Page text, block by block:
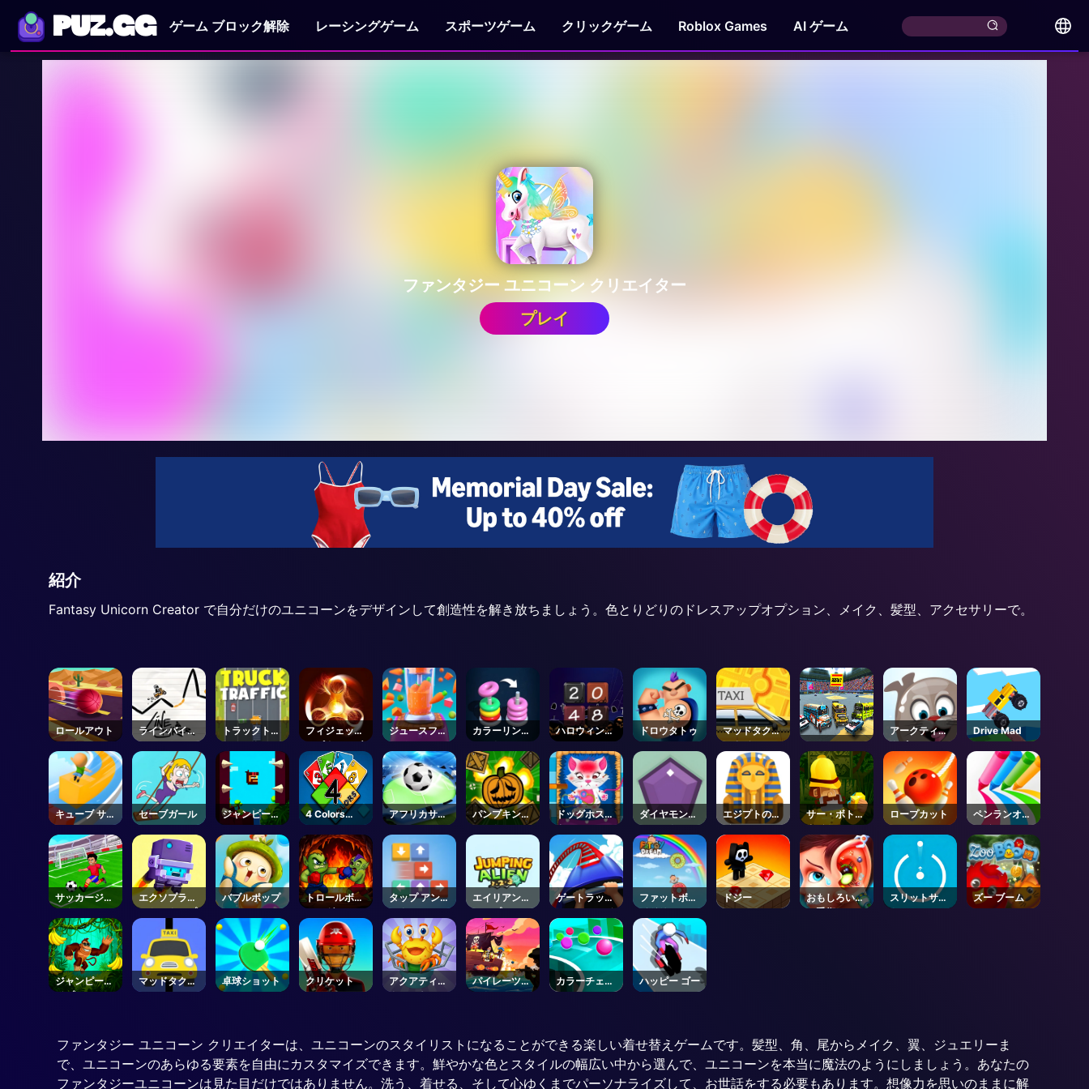
PUZ.GG ゲーム ブロック解除 レーシングゲーム スポーツゲーム クリックゲーム Roblox Games AI ゲーム
ファンタジー ユニコーン クリエイター
プレイ
紹介
Fantasy Unicorn Creator で自分だけのユニコーンをデザインして創造性を解き放ちましょう。色とりどりのドレスアップオプション、メイク、髪型、アクセサリーで。
ロールアウト
ラインバイカ
ー
トラックトラ
フィック
フィジェット
スピナーレボ
リューション
ジュースフュ
ージョンフレ
ンジ
カラーリング
ソート
ハロウィン
2048
ドロウタトゥ
マッドタクシ
ータイム
アークティッ
クポン
Drive Mad
キューブ サー
ファー
セーブガール
ジャンピー：
ファーストジ
ャンパー
4 Colors
UNO
アフリカサッ
カーラン
パンプキンブ
ラスト
ドッグホスピ
タル
ダイヤモンド
ショット
エジプトのタ
イル
サー・ボトム
タイト
ロープカット
ペンランオン
ライン
サッカージャ
ークス
エクソプラネ
ットエクスプ
バブルポップ
トロールボク
シング
タップ アンロ
ック
エイリアンジ
ャンプ
ゲートラッシ
ャーオンライ
ン
ファットボー
イドリーム
ドジー
おもしろい耳
の手術2
スリットサイ
ト
ズー ブーム
ジャンピーエ
イプジョー
マッドタクシ
ー
卓球ショット クリケット
アクアティッ
クレスキュー
パイレーツハ
ント
カラーチェイ
ス
ハッピー ゴー
ファンタジー ユニコーン クリエイターは、ユニコーンのスタイリストになることができる楽しい着せ替えゲームです。髪型、角、尾からメイク、翼、ジュエリーま
で、ユニコーンのあらゆる要素を自由にカスタマイズできます。鮮やかな色とスタイルの幅広い中から選んで、ユニコーンを本当に魔法のようにしましょう。あなたの
ファンタジーユニコーンは見た目だけではありません。洗う、着せる、そして心ゆくまでパーソナライズして、お世話をする必要もあります。想像力を思いのままに解